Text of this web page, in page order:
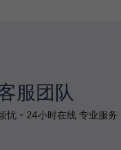
服团队
忧 - 24小时在线 专业服务